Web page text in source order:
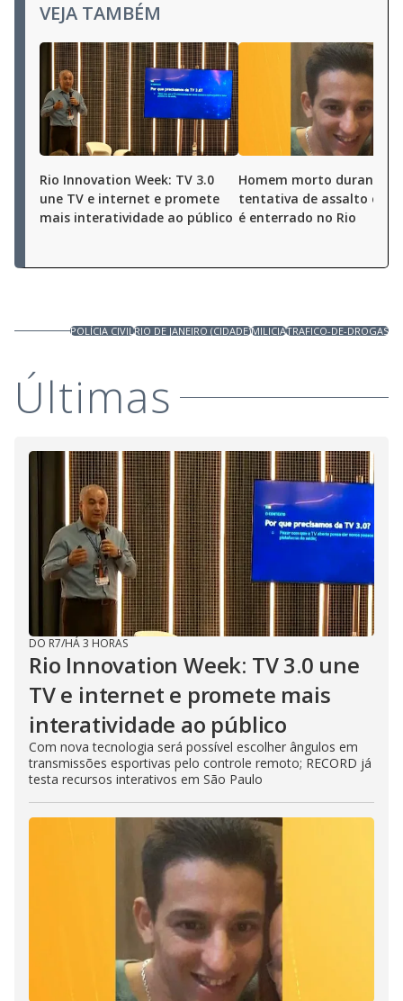
VEJA TAMBÉM
Rio Innovation Week: TV 3.0
une TV e internet e promete
mais interatividade ao público
Homem morto durante
tentativa de assalto em
é enterrado no Rio
POLÍCIA CIVILRIO DE JANEIRO (CIDADE)MILICIATRAFICO-DE-DROGAS
Últimas
DO R7/HÁ 3 HORAS
Rio Innovation Week: TV 3.0 une
TV e internet e promete mais
interatividade ao público
Com nova tecnologia será possível escolher ângulos em
transmissões esportivas pelo controle remoto; RECORD já
testa recursos interativos em São Paulo